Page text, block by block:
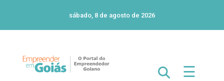
sábado, 8 de agosto de 2026
☰